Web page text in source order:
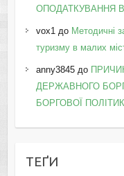
ОПОДАТКУВАННЯ В
vox1до Методичні
туризму в малих
anny3845до
ДЕРЖАВНОГО
БОРГОВОЇ
ТЕҐИ